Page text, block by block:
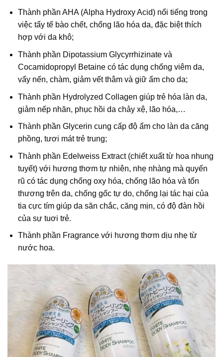
Thành phần AHA (Alpha Hydroxy Acid) nổi tiếng trong
việc tẩy tế bào chết, chống lão hóa da, đặc biệt thích
hợp với da khô;
Thành phần Dipotassium Glycyrrhizinate và
Cocamidopropyl Betaine có tác dụng chống viêm da,
vẩy nến, chàm, giảm vết thâm và giữ ẩm cho da;
Thành phần Hydrolyzed Collagen giúp trẻ hóa làn da,
giảm nếp nhăn, phục hồi da chảy xệ, lão hóa,…
Thành phần Glycerin cung cấp độ ẩm cho làn da căng
phồng, tươi mát trẻ trung;
Thành phần Edelweiss Extract (chiết xuất từ hoa nhung
tuyết) với hương thơm tự nhiên, nhẹ nhàng mà quyến
rũ có tác dụng chống oxy hóa, chống lão hóa và tổn
thương trên da, chống gốc tự do, chống lại tác hại của
tia cực tím giúp da săn chắc, căng mịn, có độ đàn hồi
của sự tuơi trẻ.
Thành phần Fragrance với hương thơm dịu nhẹ từ
nước hoa.